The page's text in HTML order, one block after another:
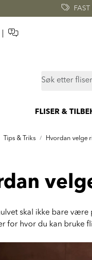
FLISER &
Tips & Triks Hvordan velge
skal ikke bare være
for hvor du kan bruke